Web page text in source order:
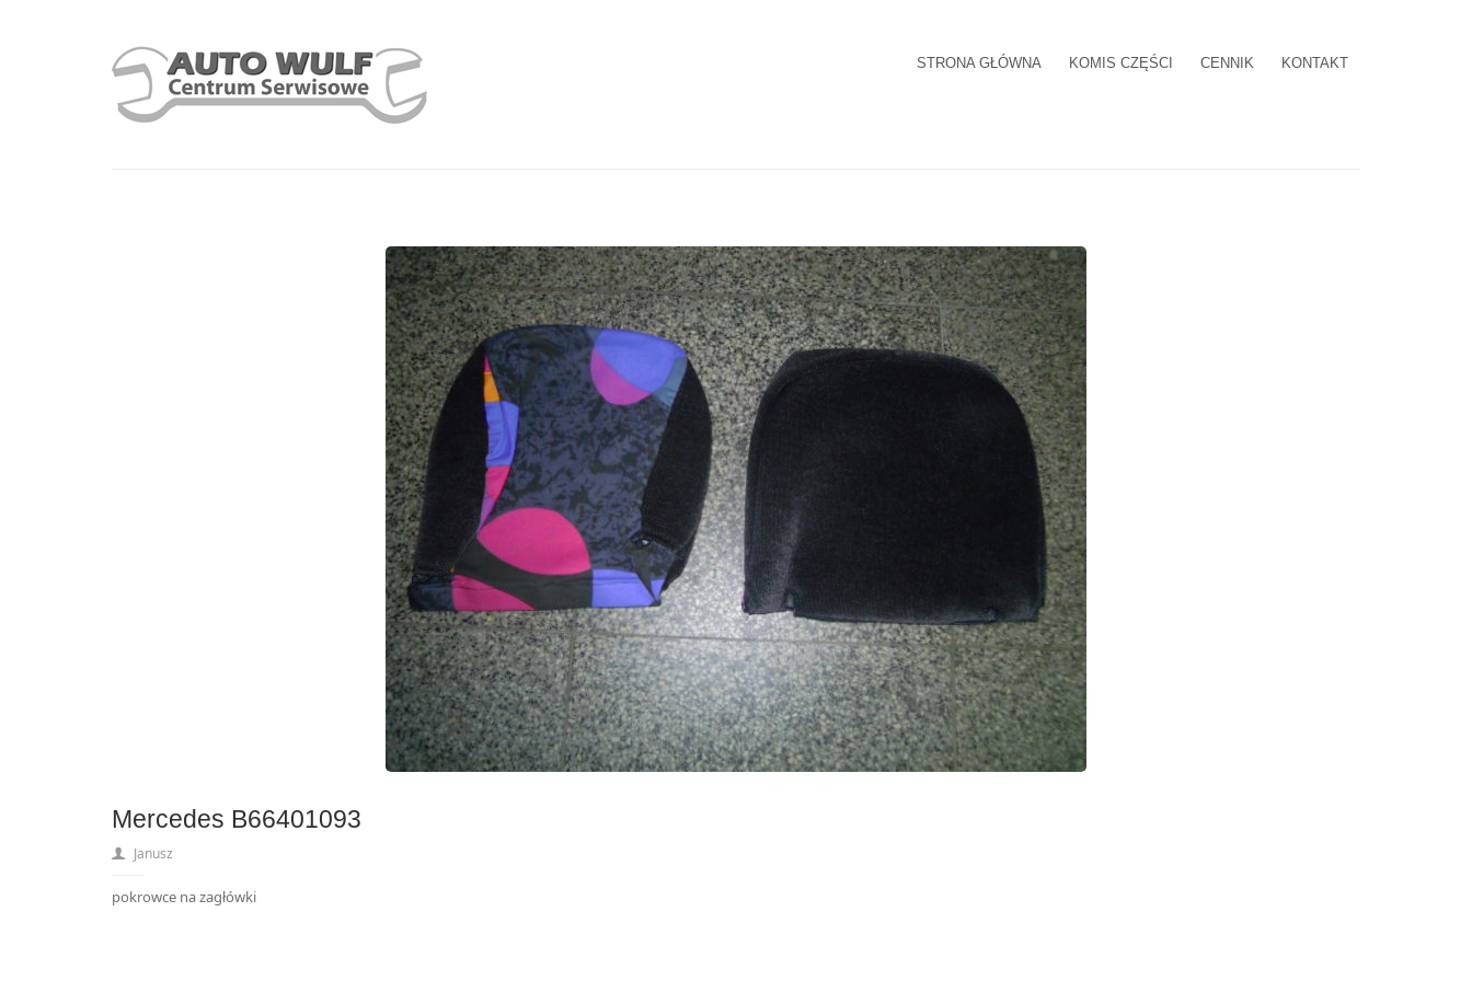
STRONA GŁÓWNA KOMIS CZĘŚCI CENNIK KONTAKT
Mercedes B66401093
Janusz
pokrowce na zagłówki